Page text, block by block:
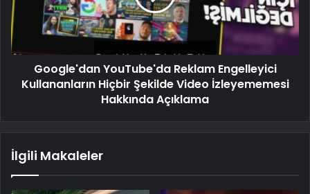
Google'dan YouTube'da Reklam Engelleyici
Kullananların Hiçbir Şekilde Video İzleyememesi
Hakkında Açıklama
İlgili Makaleler